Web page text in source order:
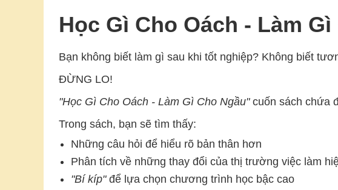
Học Gì Cho Oách - Làm Gì
Bạn không biết làm gì sau khi tốt nghiệp? Không biết
ĐỪNG LO!
"Học Gì Cho Oách - Làm Gì Cho Ngầu"cuốn sách chứa
Trong sách, bạn sẽ tìm thấy:
Những câu hỏi để hiểu rõ bản thân hơn
Phân tích về những thay đổi của thị trường việc làm
"Bí kíp"để lựa chọn chương trình học bậc cao